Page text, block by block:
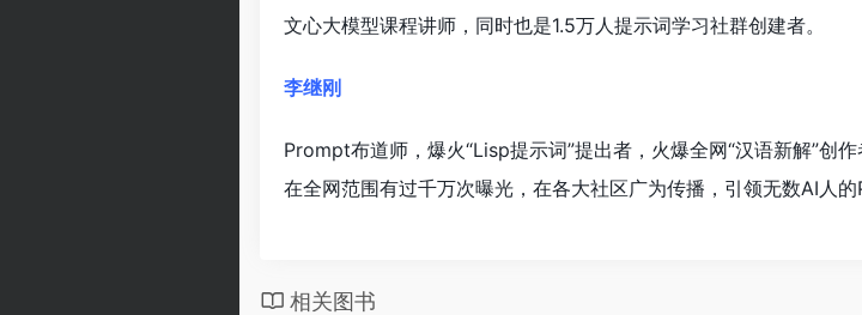
文心大模型课程讲师，同时也是1.5万人提示词学习社群创建者。
李继刚
Prompt布道师，爆火“Lisp提示词”提出者，火爆全网“汉语新解”创
在全网范围有过千万次曝光，在各大社区广为传播，引领无数AI人的
相关图书